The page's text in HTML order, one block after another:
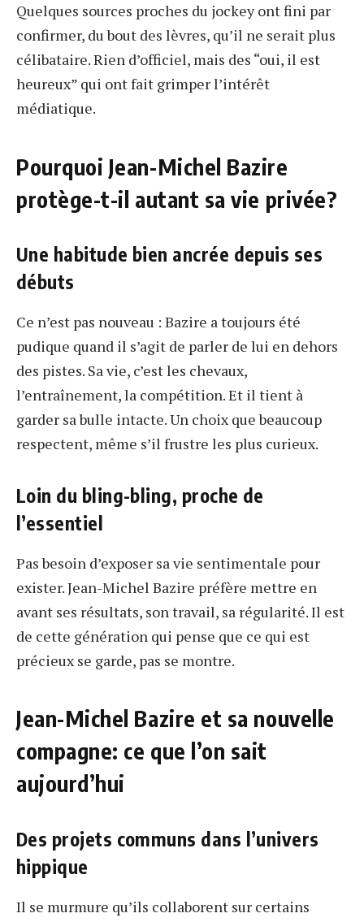
Quelques sources proches du jockey ont fini par
confirmer, du bout des lèvres, qu’il ne serait plus
célibataire. Rien d’officiel, mais des “oui, il est
heureux” qui ont fait grimper l’intérêt
médiatique.
Pourquoi Jean-Michel Bazire
protège-t-il autant sa vie privée?
Une habitude bien ancrée depuis ses
débuts
Ce n’est pas nouveau : Bazire a toujours été
pudique quand il s’agit de parler de lui en dehors
des pistes. Sa vie, c’est les chevaux,
l’entraînement, la compétition. Et il tient à
garder sa bulle intacte. Un choix que beaucoup
respectent, même s’il frustre les plus curieux.
Loin du bling-bling, proche de
l’essentiel
Pas besoin d’exposer sa vie sentimentale pour
exister. Jean-Michel Bazire préfère mettre en
avant ses résultats, son travail, sa régularité. Il est
de cette génération qui pense que ce qui est
précieux se garde, pas se montre.
Jean-Michel Bazire et sa nouvelle
compagne: ce que l’on sait
aujourd’hui
Des projets communs dans l’univers
hippique
Il se murmure qu’ils collaborent sur certains